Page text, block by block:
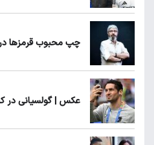
چپ محبوب قرمزها
عکس | گولسیانی در